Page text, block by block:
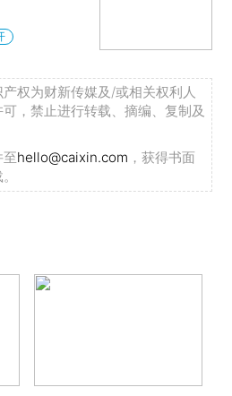
权为财新传媒及/或相关权利人
，禁止进行转载、摘编、复制及
hello@caixin.com ，获得书面